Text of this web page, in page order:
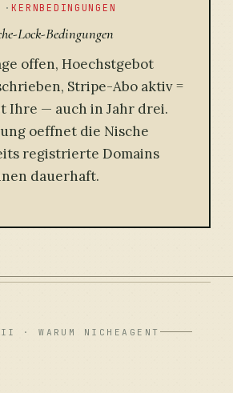
KERNBEDINGUNGEN
Lock-Bedingungen
offen, Hoechstgebot
Stripe-Abo aktiv =
Ihre — auch in Jahr drei.
oeffnet die Nische
registrierte Domains
dauerhaft.
· WARUM NICHEAGENT